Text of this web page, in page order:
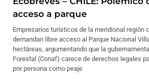
acceso a parque
Empresarios turísticos de la meridional región
demandan libre acceso al Parque Nacional
hectáreas, argumentando que la
Forestal (Conaf) carece de derechos legales
por persona como peaje